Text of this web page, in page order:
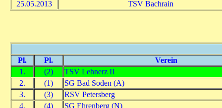
25.05.2013
TSV Bachrain
Pl. Pl.
Verein
1.
(2)
TSV Lehnerz II
2.
(1)
SG Bad Soden (A)
3.
(3)
RSV Petersberg
4.
(4)
SG Ehrenberg (N)